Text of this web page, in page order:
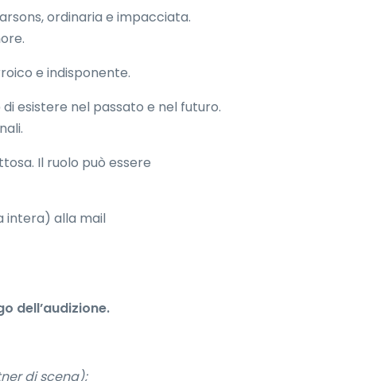
ordinaria e impacciata.
e indisponente.
esistere nel passato e nel futuro.
Il ruolo può essere
intera) alla mail
dell’audizione.
di scena);